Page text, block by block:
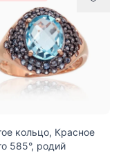
кольцо, Красное
585°, родий